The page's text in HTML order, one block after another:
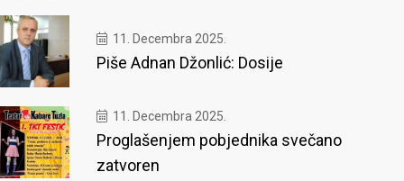
11. Decembra 2025.
Piše Adnan Džonlić: Dosije
11. Decembra 2025.
Proglašenjem pobjednika svečano
zatvoren